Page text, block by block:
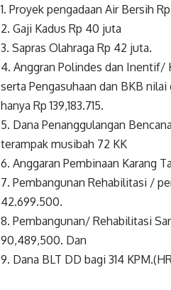
1. Proyek pengadaan Air Bersih Rp
2. Gaji Kadus Rp 40 juta
3. Sapras Olahraga Rp 42 juta.
4. Anggran Polindes dan Inentif/
serta Pengasuhaan dan BKB
hanya Rp 139,183.715.
5. Dana Penanggulangan
terampak musibah 72 KK
6. Anggaran Pembinaan Karang
7. Pembangunan Rehabilitasi /
42.699.500.
8. Pembangunan/ Rehabilitasi
90,489,500. Dan
9. Dana BLT DD bagi 314